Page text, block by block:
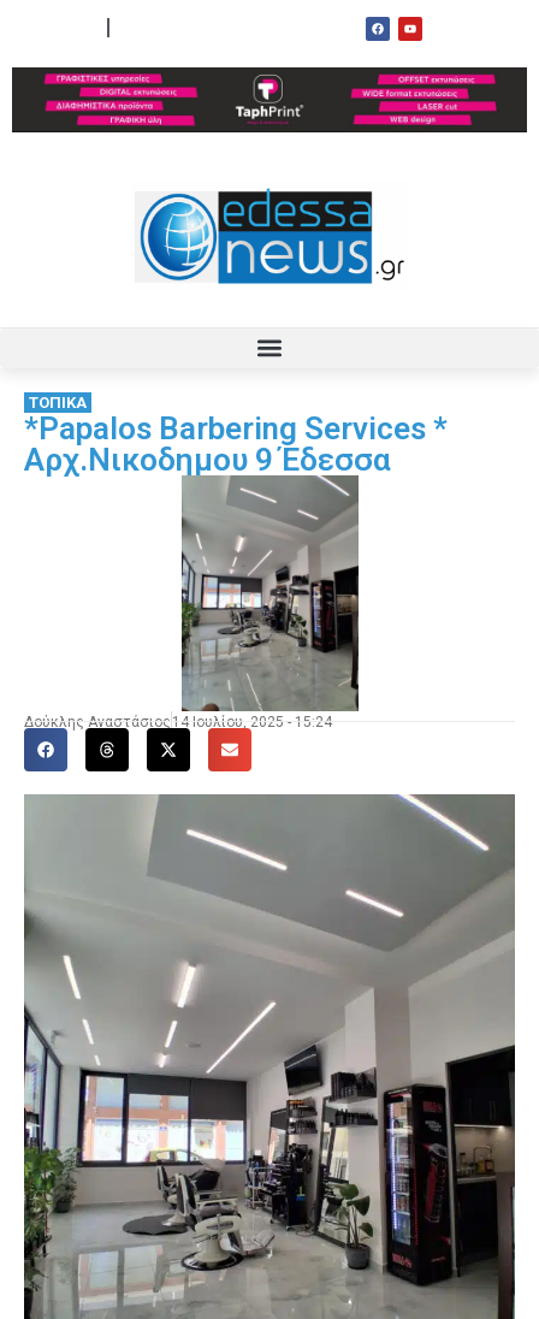
ΤΟΠΙΚΑ
*Papalos Barbering Services *
Αρχ.Νικοδημου 9 Έδεσσα
Δούκλης Αναστάσιος 14 Ιουλίου, 2025 - 15:24